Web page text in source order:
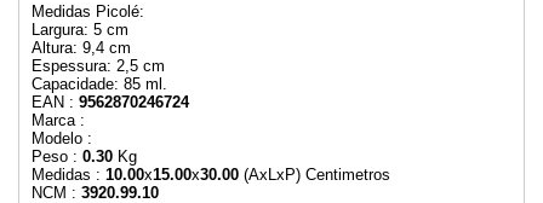
Medidas Picolé:
Largura: 5 cm
Altura: 9,4 cm
Espessura: 2,5 cm
Capacidade: 85 ml.
EAN : 9562870246724
Marca :
Modelo :
Peso : 0.30 Kg
Medidas : 10.00x15.00x30.00 (AxLxP) Centimetros
NCM : 3920.99.10